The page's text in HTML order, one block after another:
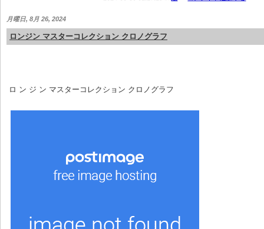
月曜日, 8月 26, 2024
ロンジン マスターコレクション クロノグラフ
ロ ン ジ ン マスターコレクション クロノグラフ